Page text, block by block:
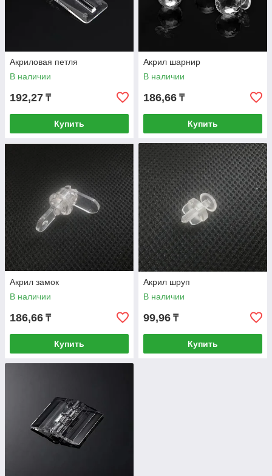
Акриловая петля
В наличии
192,27 ₸
Купить
Акрил шарнир
В наличии
186,66 ₸
Купить
Акрил замок
В наличии
186,66 ₸
Купить
Акрил шруп
В наличии
99,96 ₸
Купить